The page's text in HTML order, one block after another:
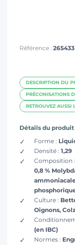
Référence : 265433
DESCRIPTION DU
PRÉCONISATIONS
RETROUVEZ AUSSI
Détails du produit
Forme :
Densité : 1,29
Composition :
0,8 %
Culture :
Oignons,
(en IBC)
Normes :